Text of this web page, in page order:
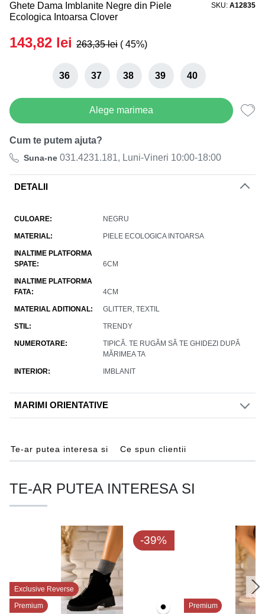
Black Friday de Vara! 27.07-05.08
Reducerea finală la toate produsele!
Ghete Dama Imblanite Negre din Piele
Ecologica Intoarsa Clover
SKU A12835
143,82 lei 263,35lei ( 45%)
36 37 38 39 40
Alege marimea
Cum te putem ajuta?
Suna-ne 031.4231.181, Luni-Vineri 10:00-18:00
DETALII
CULOARE NEGRU
MATERIAL PIELE ECOLOGICA INTOARSA
INALTIME PLATFORMA
SPATE
6CM
INALTIME PLATFORMA
FATA
4CM
MATERIAL ADITIONAL GLITTER, TEXTIL
STIL TRENDY
NUMEROTARE
TIPICĂ. TE RUGĂM SĂ TE GHIDEZI DUPĂ
MĂRIMEA TA
INTERIOR IMBLANIT
MARIMI ORIENTATIVE
Te-ar putea interesa si Ce spun clientii
TE-AR PUTEA INTERESA SI
Exclusive Reverse
Premium
-39%
Premium